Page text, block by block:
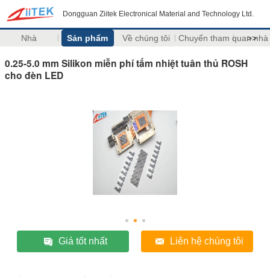
Dongguan Ziitek Electronical Material and Technology Ltd.
Nhà Sản phẩm Về chúng tôi Chuyến tham quan nhà
>>
0.25-5.0 mm Silikon miễn phí tấm nhiệt tuân thủ ROSH
cho đèn LED
Giá tốt nhất Liên hệ chúng tôi